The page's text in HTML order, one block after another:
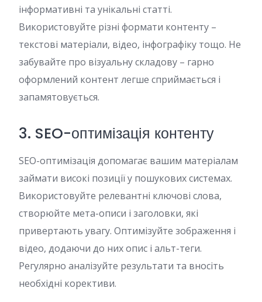
інформативні та унікальні статті.
Використовуйте різні формати контенту –
текстові матеріали, відео, інфографіку тощо. Не
забувайте про візуальну складову – гарно
оформлений контент легше сприймається і
запамятовується.
3. SEO-оптимізація контенту
SEO-оптимізація допомагає вашим матеріалам
займати високі позиції у пошукових системах.
Використовуйте релевантні ключові слова,
створюйте мета-описи і заголовки, які
привертають увагу. Оптимізуйте зображення і
відео, додаючи до них опис і альт-теги.
Регулярно аналізуйте результати та вносіть
необхідні корективи.